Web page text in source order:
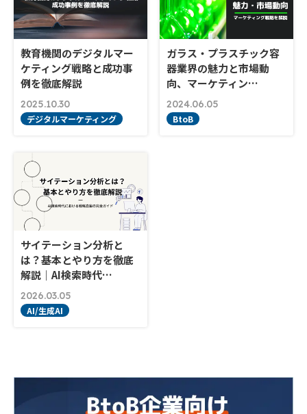
教育機関のデジタルマー
ケティング戦略と成功事
例を徹底解説
2025.10.30
デジタルマーケティング
ガラス・プラスチック容
器業界の魅力と市場動
向、マーケティン…
2024.06.05
BtoB
サイテーション分析と
は？基本とやり方を徹底
解説｜AI検索時代…
2026.03.05
AI/生成AI